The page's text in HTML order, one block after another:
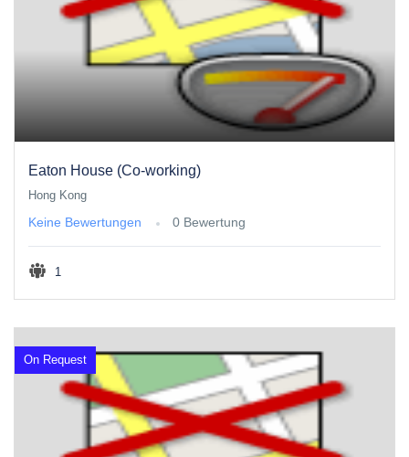
Eaton House (Co-working)
Hong Kong
Keine Bewertungen 0 Bewertung
1
On Request